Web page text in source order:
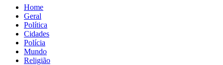
Home
Geral
Política
Cidades
Polícia
Mundo
Religião